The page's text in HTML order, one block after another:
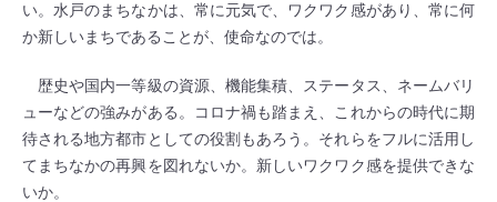
い。水戸のまちなかは、常に元気で、ワクワク感があり、常に何
か新しいまちであることが、使命なのでは。
歴史や国内一等級の資源、機能集積、ステータス、ネームバリ
ューなどの強みがある。コロナ禍も踏まえ、これからの時代に期
待される地方都市としての役割もあろう。それらをフルに活用し
てまちなかの再興を図れないか。新しいワクワク感を提供できな
いか。